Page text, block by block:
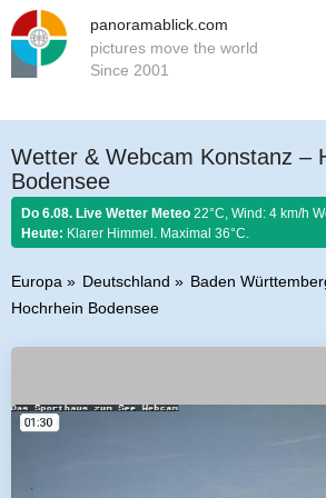
panoramablick.com
pictures move the world
Since 2001
Wetter & Webcam Konstanz –
Bodensee
Do 6.08. Live Wetter Meteo 22°C, Wind: 4 km/h
Heute: Klarer Himmel. Maximal 36°C.
Europa Deutschland Baden
Hochrhein Bodensee